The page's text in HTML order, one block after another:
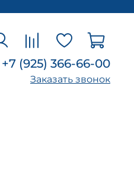
+7 (925) 366-66-00
Заказать звонок